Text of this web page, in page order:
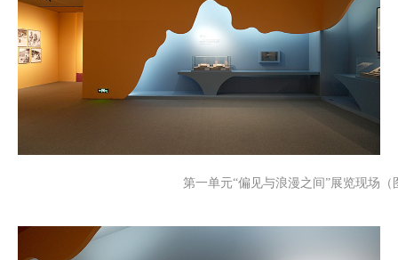
第一单元“偏见与浪漫之间”展览现场（